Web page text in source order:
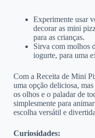
Experimente usar
decorar as mini
para as crianças.
Sirva com molhos
iogurte, para uma
Com a Receita de Mini
uma opção deliciosa,
os olhos e o paladar de
simplesmente para
escolha versátil e
Curiosidades: